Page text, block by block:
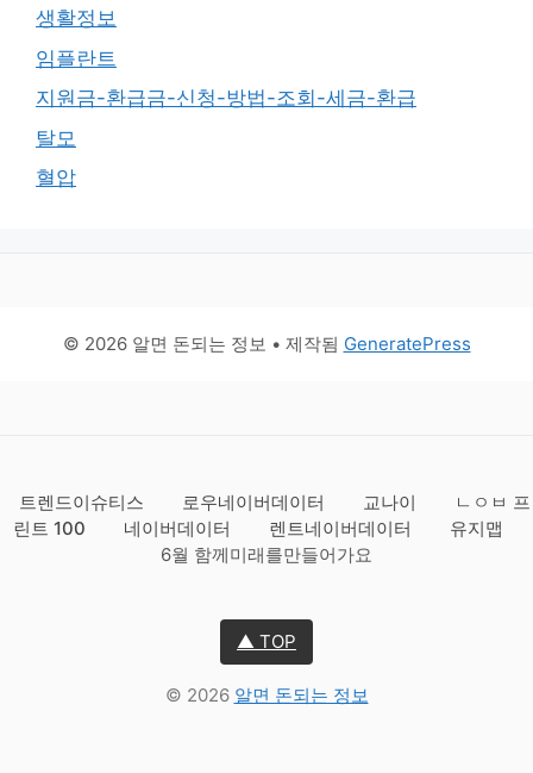
생활정보
임플란트
지원금-환급금-신청-방법-조회-세금-환급
탈모
혈압
© 2026 알면 돈되는 정보 • 제작됨 GeneratePress
트렌드이슈티스 로우네이버데이터 교나이
ㄴㅇㅂ 프
린트 100
네이버데이터 렌트네이버데이터
유지맵
6월 함께미래를만들어가요
▲ TOP
© 2026 알면 돈되는 정보